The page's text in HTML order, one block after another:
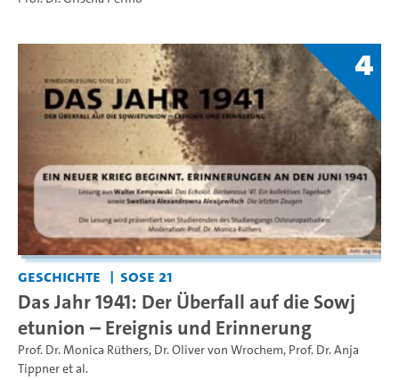
4
Geschichte SoSe 21
Das Jahr 1941: Der Überfall auf die Sowj
etunion – Ereignis und Erinnerung
Prof. Dr. Monica Rüthers, Dr. Oliver von Wrochem, Prof. Dr. Anja
Tippneret al.